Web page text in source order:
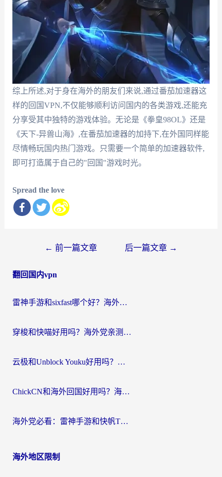
综上所述,对于身在海外的朋友们来说,通过番茄加速器这
样的回国VPN,不仅能够顺利访问国内的各类游戏,还能充
分享受其中独特的游戏体验。无论是《拳皇98OL》还是
《天下-异兽山海》,在番茄加速器的加持下,在外国同样能
尽情畅玩国内热门游戏。只需要一个简单的加速器软件,
即可打造属于自己的"回国"游戏时光。
Spread the love
导
← 前一篇文章 后一篇文章 →
翻回国内vpn
雷神手游和sixfast哪个好？海外党亲测3款回国加速器，教你选对不踩坑
穿梭和快喵好用吗？海外党亲测：小众加速器对比+番茄加速器深度体验
云极和Unblock Youku好用吗？海外党亲测+2026回国加速器避坑指南
ChickCN和海外回国好用吗？海外党2026亲测：从手游到影音，选对加速器的3个关键
海外党必看：雷神手游和快帆TV版好用吗？3步选对回国加速器不踩坑
海外地区限制